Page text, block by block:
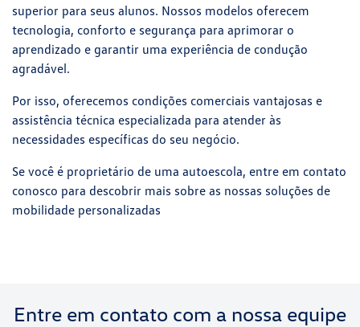
superior para seus alunos. Nossos modelos oferecem
tecnologia, conforto e segurança para aprimorar o
aprendizado e garantir uma experiência de condução
agradável.
Por isso, oferecemos condições comerciais vantajosas e
assistência técnica especializada para atender às
necessidades específicas do seu negócio.
Se você é proprietário de uma autoescola, entre em contato
conosco para descobrir mais sobre as nossas soluções de
mobilidade personalizadas
Entre em contato com a nossa equipe